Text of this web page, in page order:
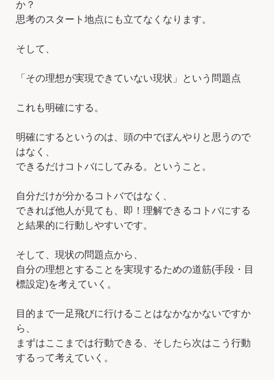
か？
思考のスタート地点にも立てなくなります。
そして、
「その理想が実現できていない現状」という問題点
これも明確にする。
明確にするというのは、頭の中でぼんやりと思うので
はなく、
できるだけコトバにしてみる。ということ。
自分だけが分かるコトバではなく、
できれば他人が見ても、即！理解できるコトバにする
と結果的に行動しやすいです。
そして、現状の問題点から、
自分の理想とすることを実現するための道筋(手段・目
標設定)を考えていく。
目的まで一足飛びに行けることはなかなかないですか
ら、
まずはここまでは行動できる、そしたら次はこう行動
するって考えていく。